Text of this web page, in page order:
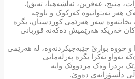
منبج، عەفرین، ئەلشەهبا، تەبق).
هەر نەیتوانیوە کەرکوک و ناوچە
بخانتەوە سەر هەرێمی کوردستان، بگرە
خەریکە هەرێمیش دەکەنە قوربانی
چووە بوارێ جێبەجیکردنەوە، لە هەرێمی
تەواو نەکرا بگرە پەرلەمانی
بردرا وەک مردووێک وایە
دڵسۆزانەی دەوێ.